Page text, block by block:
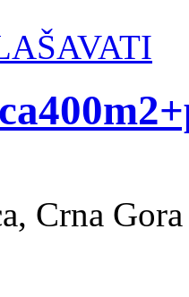
Crna Gora